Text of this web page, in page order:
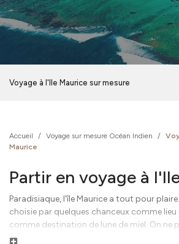
Voyage à l'Ile Maurice sur mesure
Accueil / Voyage sur mesure Océan Indien /
Maurice
Partir en voyage à
Paradisiaque, l'île Maurice a tout pour
choisie par quelques chanceux comme lieu
comme destination de lune de miel. On ne
quand on voit ses plages de sable blanc,
Lire la suite